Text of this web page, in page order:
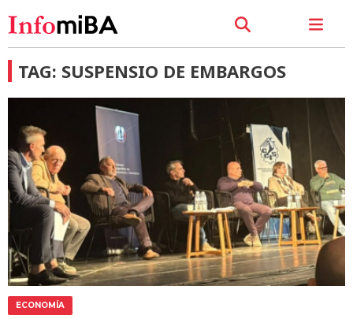
TAG: SUSPENSIO DE EMBARGOS
ECONOMÍA